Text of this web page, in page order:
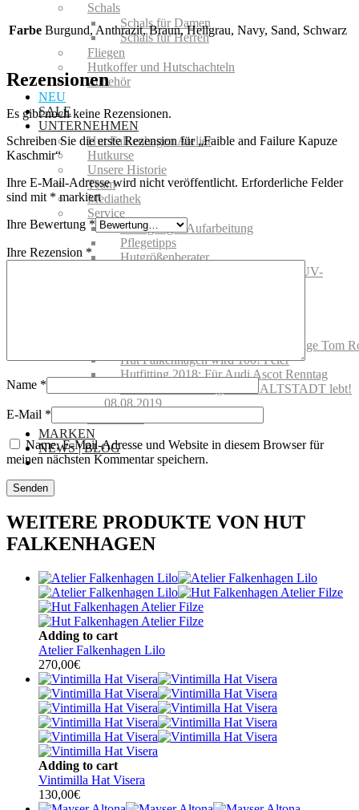
Schals
Schals für Damen
Schals für Herren
Fliegen
Hutkoffer und Hutschachteln
Zubehör
NEU
SALE
UNTERNEHMEN
Hut Falkenhagen Atelier
Hutkurse
Unsere Historie
Team
Mediathek
Service
Reinigung + Aufarbeitung
Pflegetipps
Hutgrößenberater
Gut behütet in der Sonne: Hüte mit UV-
Hut Falkenhagen wird 100! Vernissage Tom
Hut Falkenhagen wird 100! Feier
Hutfitting 2018: Für Audi Ascot Renntag
Offizielle Eröffnung – DIE ALTSTADT lebt!
08.08.2019
MARKEN
NEWS | BLOG
Farbe Burgund, Anthrazit, Braun, Hellgrau, Navy, Sand, Schwarz
Rezensionen
Es gibt noch keine Rezensionen.
Schreiben Sie die erste Rezension für „Faible and Failure Kapuze
Kaschmir“
Ihre E-Mail-Adresse wird nicht veröffentlicht. Erforderliche Felder
sind mit *markiert
Ihre Bewertung *
Ihre Rezension *
Name *
E-Mail *
Name, E-Mail-Adresse und Website in diesem Browser für
meinen nächsten Kommentar speichern.
WEITERE PRODUKTE VON HUT
FALKENHAGEN
Adding to cart
Atelier Falkenhagen Lilo
270,00€
Adding to cart
Vintimilla Hat Visera
130,00€